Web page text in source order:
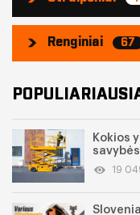
Renginiai 67
Kokios
19